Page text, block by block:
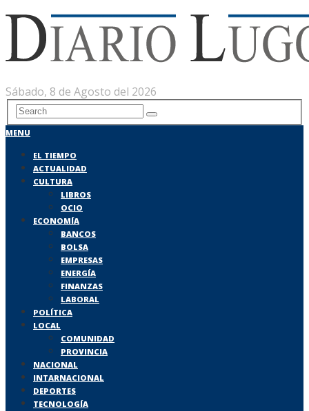
Sábado, 8 de Agosto del 2026
MENU
EL TIEMPO
ACTUALIDAD
CULTURA
LIBROS
OCIO
ECONOMÍA
BANCOS
BOLSA
EMPRESAS
ENERGÍA
FINANZAS
LABORAL
POLÍTICA
LOCAL
COMUNIDAD
PROVINCIA
NACIONAL
INTARNACIONAL
DEPORTES
TECNOLOGÍA